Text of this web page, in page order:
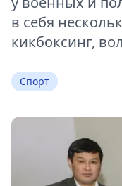
в себя
кикбоксинг,
Спорт